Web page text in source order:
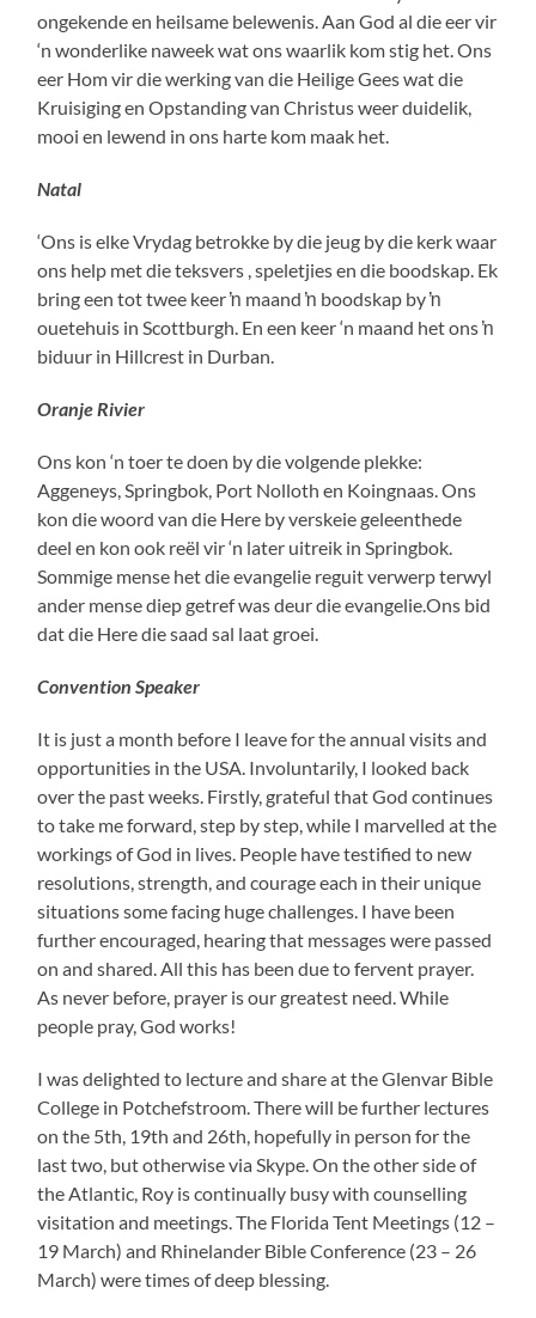
ongekende en heilsame belewenis. Aan God al die eer vir
‘n wonderlike naweek wat ons waarlik kom stig het. Ons
eer Hom vir die werking van die Heilige Gees wat die
Kruisiging en Opstanding van Christus weer duidelik,
mooi en lewend in ons harte kom maak het.
Natal
‘Ons is elke Vrydag betrokke by die jeug by die kerk waar
ons help met die teksvers , speletjies en die boodskap. Ek
bring een tot twee keer ŉ maand ŉ boodskap by ŉ
ouetehuis in Scottburgh. En een keer ‘n maand het ons ŉ
biduur in Hillcrest in Durban.
Oranje Rivier
Ons kon ‘n toer te doen by die volgende plekke:
Aggeneys, Springbok, Port Nolloth en Koingnaas. Ons
kon die woord van die Here by verskeie geleenthede
deel en kon ook reël vir ‘n later uitreik in Springbok.
Sommige mense het die evangelie reguit verwerp terwyl
ander mense diep getref was deur die evangelie.Ons bid
dat die Here die saad sal laat groei.
Convention Speaker
It is just a month before I leave for the annual visits and
opportunities in the USA. Involuntarily, I looked back
over the past weeks. Firstly, grateful that God continues
to take me forward, step by step, while I marvelled at the
workings of God in lives. People have testified to new
resolutions, strength, and courage each in their unique
situations some facing huge challenges. I have been
further encouraged, hearing that messages were passed
on and shared. All this has been due to fervent prayer.
As never before, prayer is our greatest need. While
people pray, God works!
I was delighted to lecture and share at the Glenvar Bible
College in Potchefstroom. There will be further lectures
on the 5th, 19th and 26th, hopefully in person for the
last two, but otherwise via Skype. On the other side of
the Atlantic, Roy is continually busy with counselling
visitation and meetings. The Florida Tent Meetings (12 –
19 March) and Rhinelander Bible Conference (23 – 26
March) were times of deep blessing.